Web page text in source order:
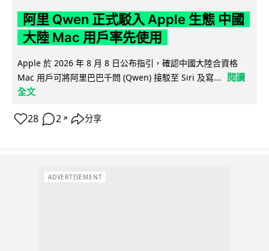
阿里 Qwen 正式駁入 Apple 生態 中國
大陸 Mac 用戶率先使用
Apple 於 2026 年 8 月 8 日公布指引，確認中國大陸合資格
Mac 用戶可將阿里巴巴千問 (Qwen) 接駁至 Siri 及寫...
閱讀
全文
28 2 ↗ 分享
ADVERTISEMENT